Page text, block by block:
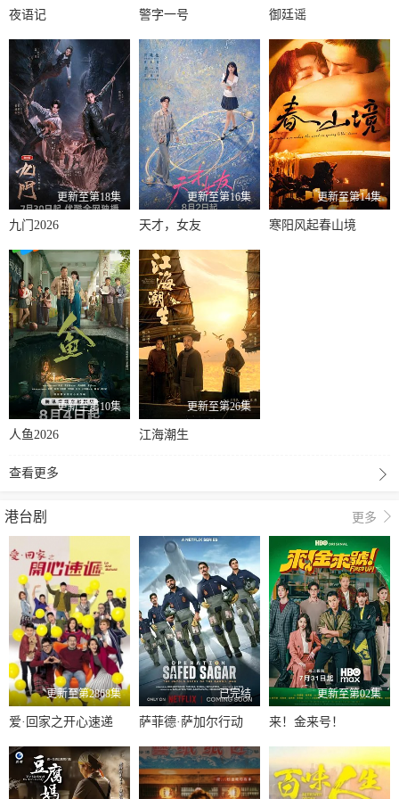
夜语记 警字一号 御廷谣
更新至第18集
九门2026
更新至第16集
天才，女友
更新至第14集
寒阳风起春山境
更新至第10集
人鱼2026
更新至第26集
江海潮生
查看更多
港台剧 更多
更新至第2868集
爱·回家之开心速递
已完结
萨菲德·萨加尔行动
更新至第02集
来！金来号！